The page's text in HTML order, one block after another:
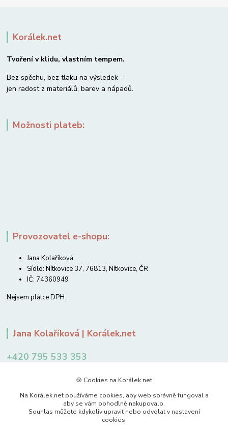
Korálek.net
Tvoření v klidu, vlastním tempem.
Bez spěchu, bez tlaku na výsledek –
jen radost z materiálů, barev a nápadů.
Možnosti plateb:
Provozovatel e-shopu:
Jana Kolaříková
Sídlo: Nítkovice 37, 76813, Nítkovice, ČR
IČ: 74360949
Nejsem plátce DPH.
Jana Kolaříková | Korálek.net
+420 795 533 353
🍪 Cookies na Korálek.net
Na Korálek.net používáme cookies, aby web správně fungoval a
aby se vám pohodlně nakupovalo.
Souhlas můžete kdykoliv upravit nebo odvolat v nastavení
cookies.